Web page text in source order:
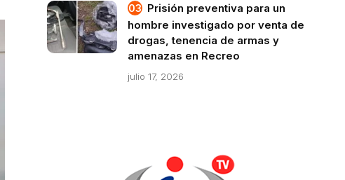
Prisión preventiva para un
hombre investigado por venta de
drogas, tenencia de armas y
amenazas en Recreo
julio 17, 2026